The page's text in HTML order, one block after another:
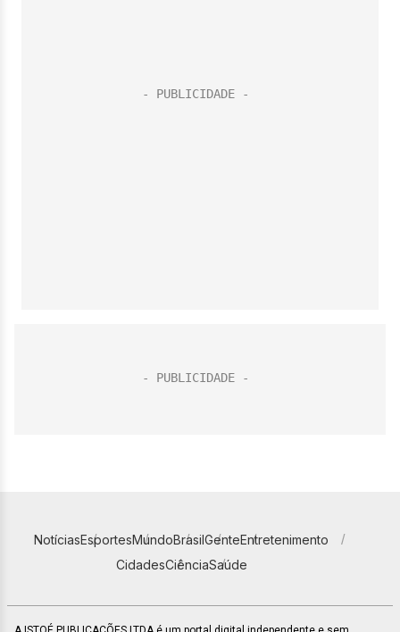
NotíciasEsportesMundoBrasilGenteEntretenimento
CidadesCiênciaSaúde